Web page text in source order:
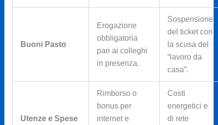
Buoni Pasto
Erogazione
obbligatoria
pari ai colleghi
in presenza.
Sospensione
del ticket con
la scusa del
“lavoro da
casa”.
Utenze e Spese
Rimborso o
bonus per
internet e
Costi
energetici e
di rete